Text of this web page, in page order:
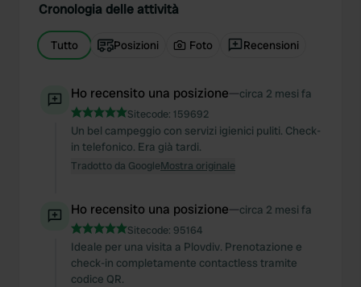
Cronologia delle attività
Tutto Posizioni Foto Recensioni
Ho recensito una posizione—circa 2 mesi fa
Sitecode: 159692
Un bel campeggio con servizi igienici puliti. Check-
in telefonico. Era già tardi.
Tradotto da GoogleMostra originale
Ho recensito una posizione—circa 2 mesi fa
Sitecode: 95164
Ideale per una visita a Plovdiv. Prenotazione e
check-in completamente contactless tramite
codice QR.